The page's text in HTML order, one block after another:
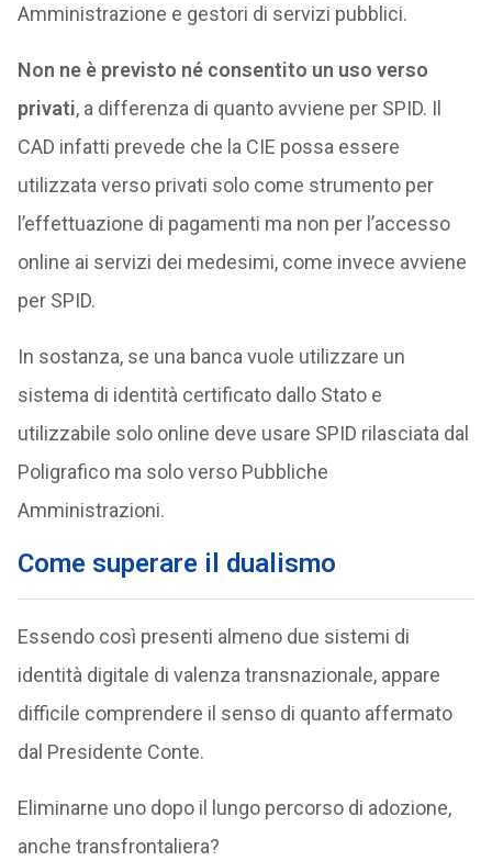
Amministrazione e gestori di servizi pubblici.
Non ne è previsto né consentito un uso verso
privati, a differenza di quanto avviene per SPID. Il
CAD infatti prevede che la CIE possa essere
utilizzata verso privati solo come strumento per
l’effettuazione di pagamenti ma non per l’accesso
online ai servizi dei medesimi, come invece avviene
per SPID.
In sostanza, se una banca vuole utilizzare un
sistema di identità certificato dallo Stato e
utilizzabile solo online deve usare SPID rilasciata dal
Poligrafico ma solo verso Pubbliche
Amministrazioni.
Come superare il dualismo
Essendo così presenti almeno due sistemi di
identità digitale di valenza transnazionale, appare
difficile comprendere il senso di quanto affermato
dal Presidente Conte.
Eliminarne uno dopo il lungo percorso di adozione,
anche transfrontaliera?